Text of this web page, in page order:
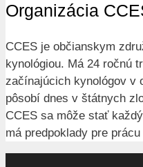
Organizácia
CCES je občianskym
kynológiou. Má 24 ročnú
začínajúcich kynológov v
pôsobí dnes v štátnych
CCES sa môže stať
má predpoklady pre